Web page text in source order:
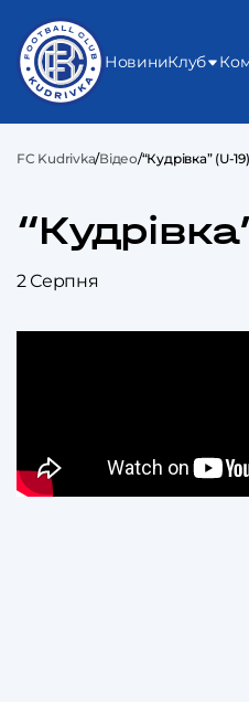
НовиниКлуб
FC Kudrivka/Відео/“Кудрівка” (U-
2 Серпня